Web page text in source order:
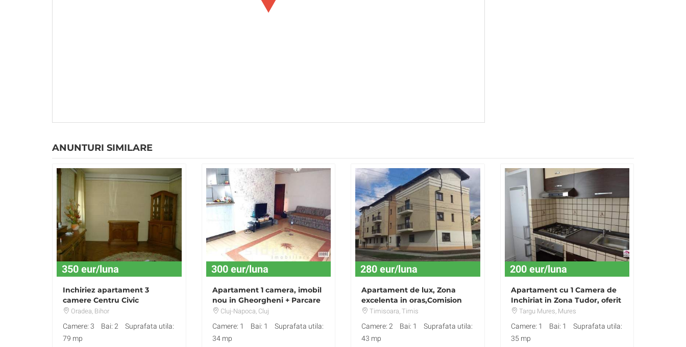
ANUNTURI SIMILARE
350 eur/luna
Inchiriez apartament 3
camere Centru Civic
Oradea, Bihor
Camere: 3 Bai: 2
Suprafata utila:
79 mp
300 eur/luna
Apartament 1 camera, imobil
nou in Gheorgheni + Parcare
Cluj-Napoca, Cluj
Camere: 1 Bai: 1
Suprafata utila:
34 mp
280 eur/luna
Apartament de lux, Zona
excelenta in oras,Comision
0,disponibil imediat
Timisoara, Timis
Camere: 2 Bai: 1
Suprafata utila:
43 mp
200 eur/luna
Apartament cu 1 Camera de
Inchiriat in Zona Tudor, oferit
de Fayora Imobiliare
Targu Mures, Mures
Camere: 1 Bai: 1
Suprafata utila:
35 mp